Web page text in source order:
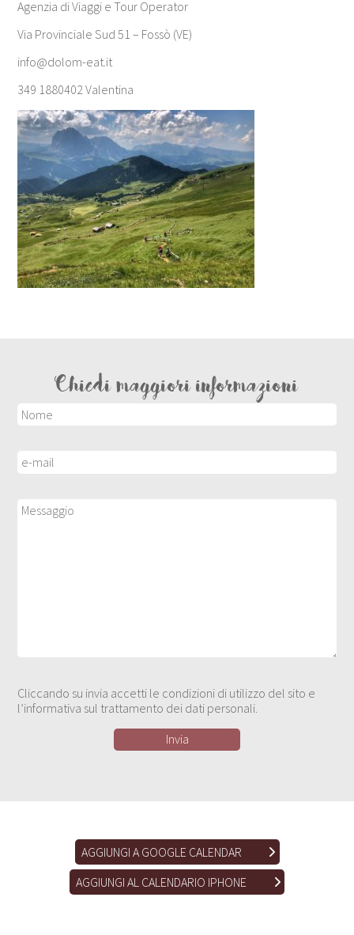
Agenzia di Viaggi e Tour Operator
Via Provinciale Sud 51 – Fossò (VE)
info@dolom-eat.it
349 1880402 Valentina
Chiedi maggiori informazioni
Cliccando su invia accetti le condizioni di utilizzo del sito e
l’informativa sul trattamento dei dati personali.
AGGIUNGI A GOOGLE CALENDAR
AGGIUNGI AL CALENDARIO IPHONE